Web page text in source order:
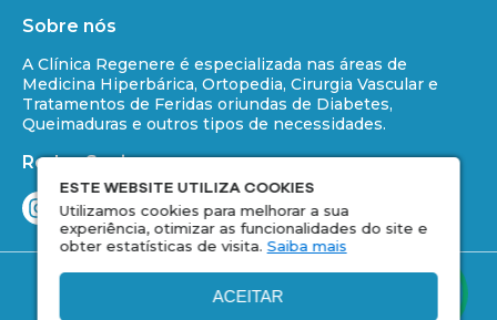
Sobre nós
A Clínica Regenere é especializada nas áreas de
Medicina Hiperbárica, Ortopedia, Cirurgia Vascular e
Tratamentos de Feridas oriundas de Diabetes,
Queimaduras e outros tipos de necessidades.
Redes Socias
Copyright © 2026 - Regenere- Todos os direitos
reservados. |Termo de Privacidade
ESTE WEBSITE UTILIZA COOKIES
Utilizamos cookies para melhorar a sua
experiência, otimizar as funcionalidades do site e
obter estatísticas de visita. Saiba mais
ACEITAR